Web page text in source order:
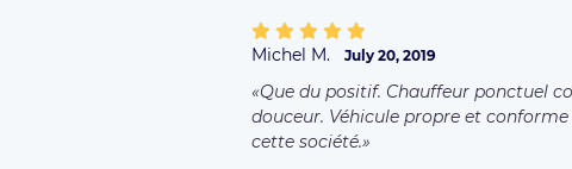
Michel M. July 20, 2019
Que du positif. Chauffeur ponctuel
douceur. Véhicule propre et
cette société.